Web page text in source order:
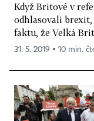
Když Britové v
odhlasovali
faktu, že Velká
31. 5. 2019 ▪ 10 min.